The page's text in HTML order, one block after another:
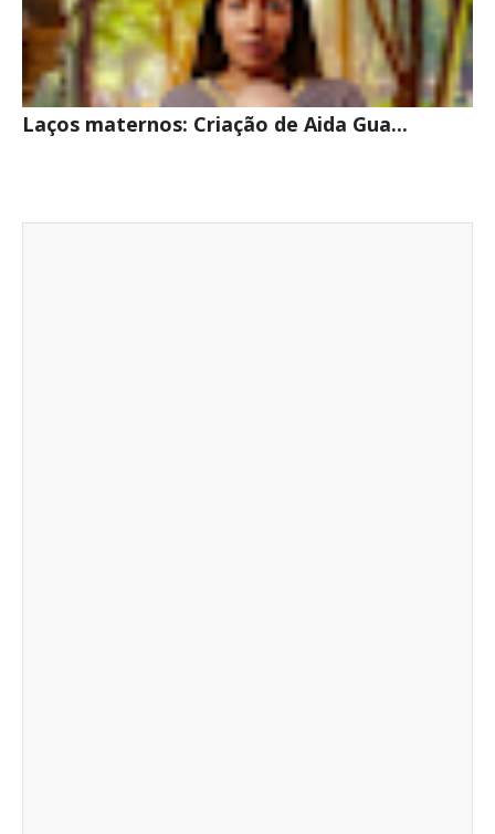
Laços maternos: Criação de Aida Gua...